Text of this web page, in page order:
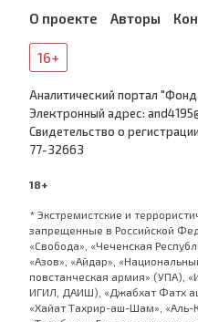
О проекте Авторы
16+
Аналитический портал
Электронный адрес:
Cвидетельство о
77-32663
18+
* Экстремистские и
запрещенные в Российской
«Свобода», «Чеченская
«Азов», «Айдар»,
повстанческая армия» (УПА),
ИГИЛ, ДАИШ), «Джабхат Фатх
«Хайат Тахрир-аш-Шам», «Аль-